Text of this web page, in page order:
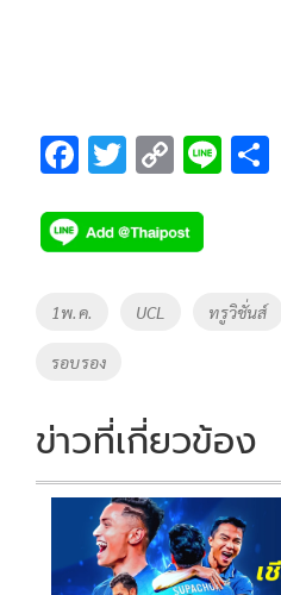
F
e
b
o
k
T
tt
er
C
p
y
Li
Tags
1พ.ค. UCL ทรูวิชั่นส์
รอบรอง
ข่าวที่เกี่ยวข้อง